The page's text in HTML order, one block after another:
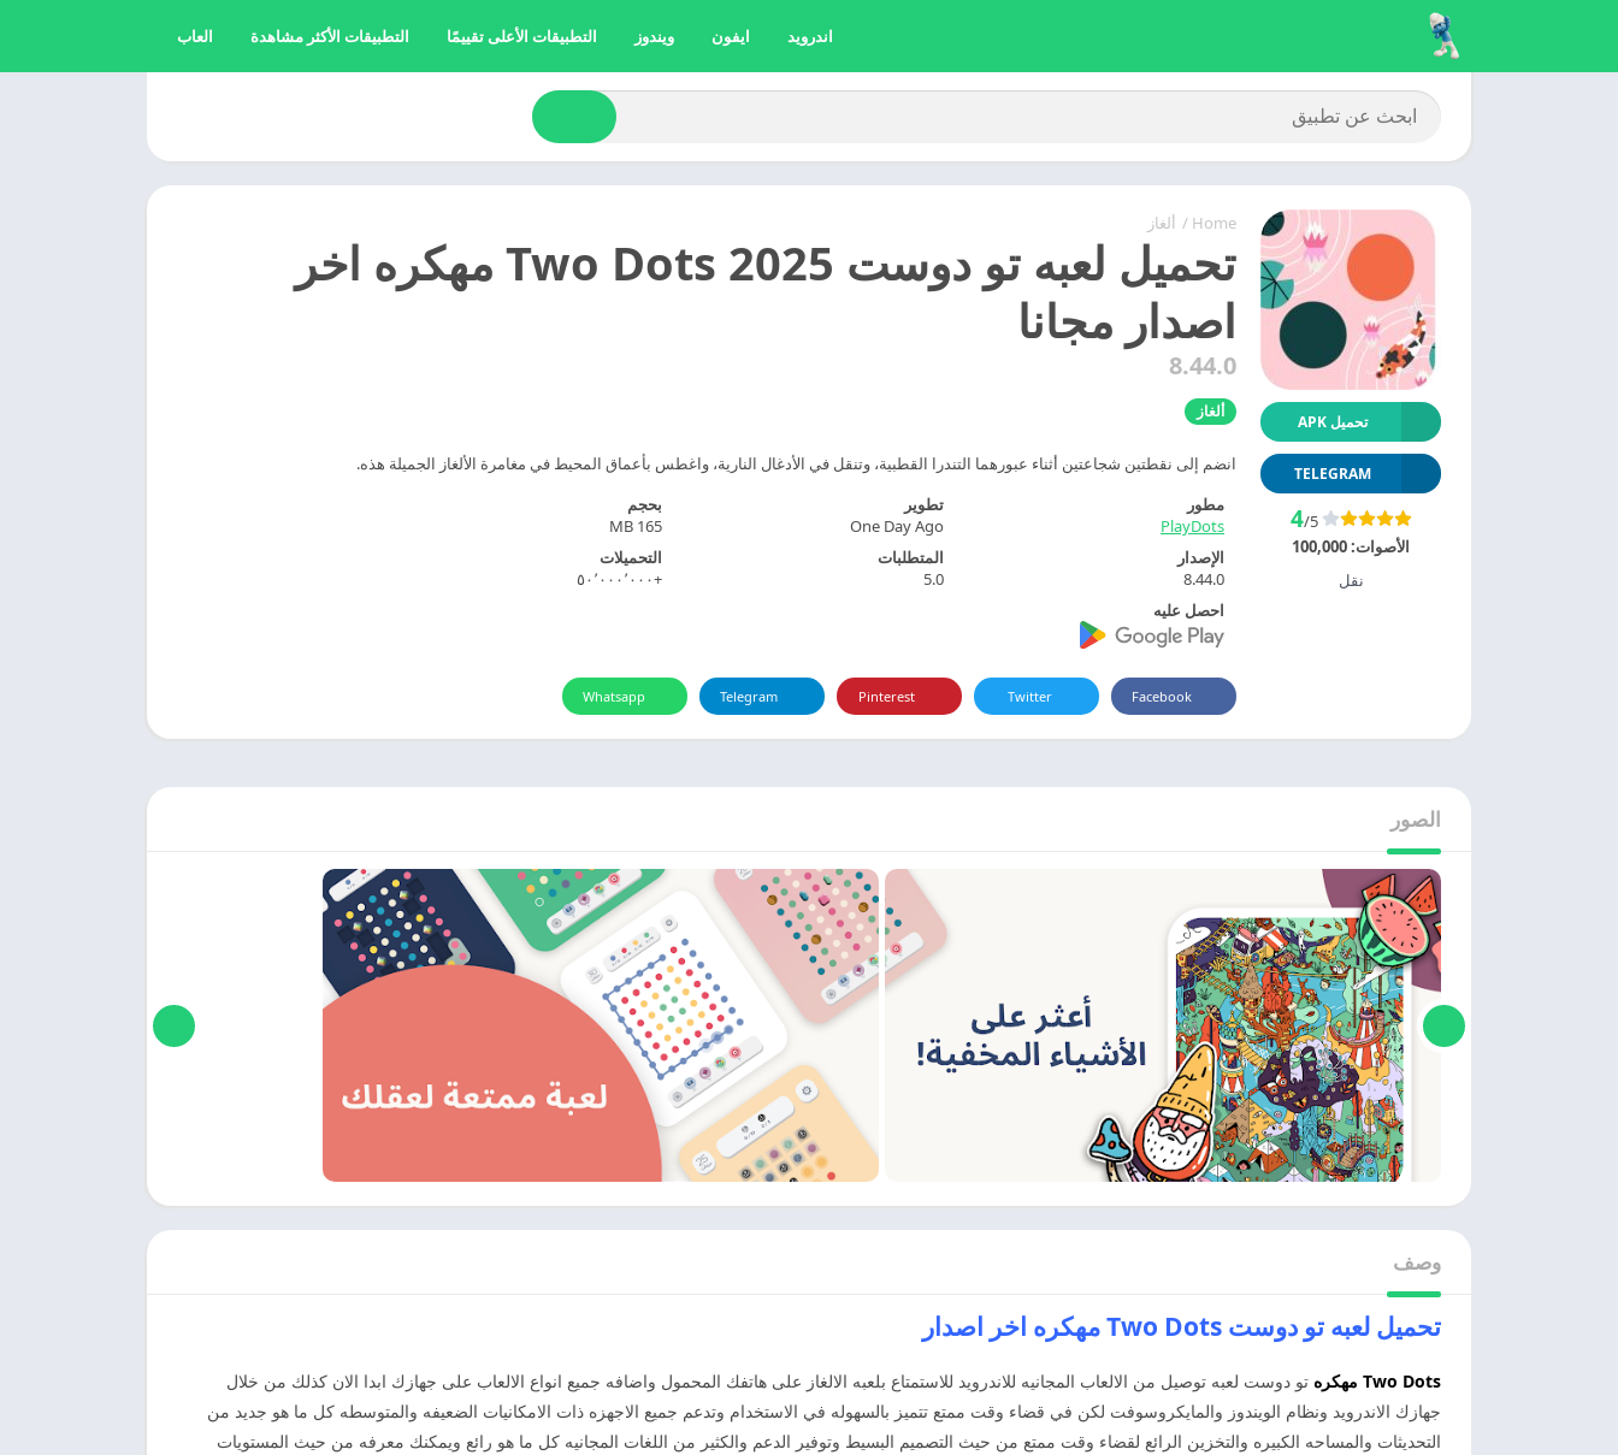
اندرويد ايفون ويندوز التطبيقات الأعلى تقييمًا التطبيقات الأكثر مشاهدة العاب
Home
/ ألغاز
تحميل لعبه تو دوست 2025 Two Dots مهكره اخر
اصدار مجانا
8.44.0
ألغاز
انضم إلى نقطتين شجاعتين أثناء عبورهما التندرا القطبية، وتنقل في الأدغال النارية، واغطس بأعماق المحيط في مغامرة الألغاز الجميلة هذه.
تحميل APK
TELEGRAM
4/5
الأصوات:100,000
نقل
مطور
PlayDots
تطوير
One Day Ago
بحجم
165 MB
الإصدار
8.44.0
المتطلبات
5.0
التحميلات
+٥٠٬٠٠٠٬٠٠٠
احصل عليه
Facebook
Twitter
Pinterest
Telegram
Whatsapp
الصور
وصف
تحميل لعبه تو دوست Two Dots مهكره اخر اصدار
Two Dots مهكره تو دوست لعبه توصيل من الالعاب المجانيه للاندرويد للاستمتاع بلعبه الالغاز على هاتفك المحمول واضافه جميع انواع الالعاب على جهازك ابدا الان كذلك من خلال
جهازك الاندرويد ونظام الويندوز والمايكروسوفت لكن في قضاء وقت ممتع تتميز بالسهوله في الاستخدام وتدعم جميع الاجهزه ذات الامكانيات الضعيفه والمتوسطه كل ما هو جديد من
التحديثات والمساحه الكبيره والتخزين الرائع لقضاء وقت ممتع من حيث التصميم البسيط وتوفير الدعم والكثير من اللغات المجانيه كل ما هو رائع ويمكنك معرفه من حيث المستويات